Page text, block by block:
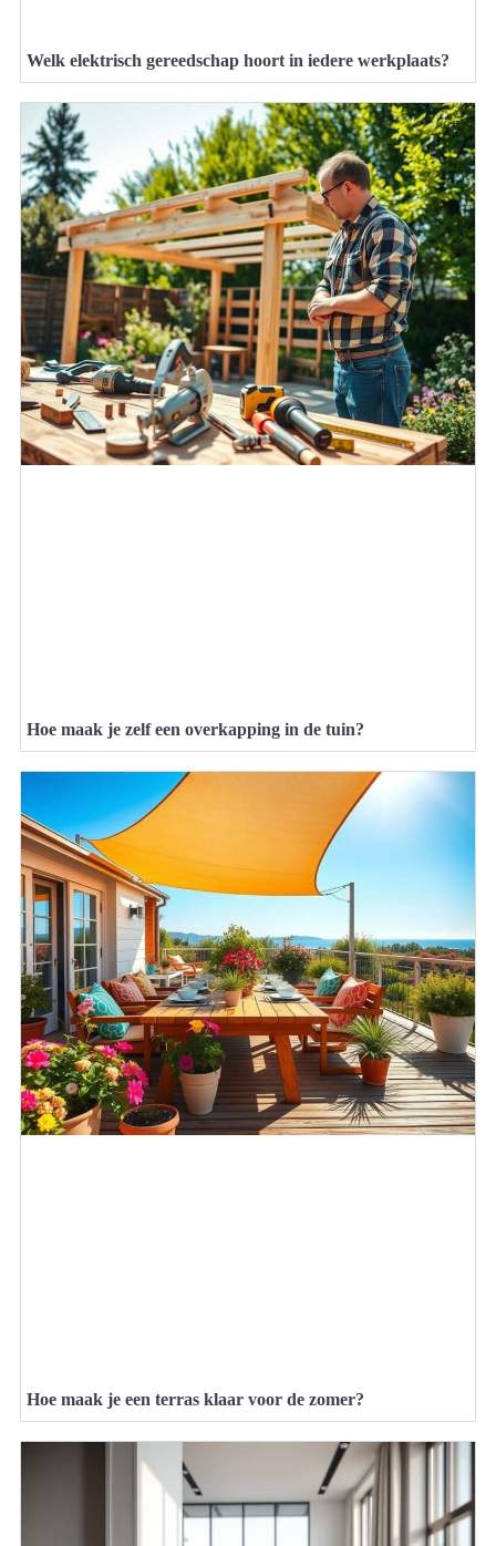
Welk elektrisch gereedschap hoort in iedere werkplaats?
Hoe maak je zelf een overkapping in de tuin?
Hoe maak je een terras klaar voor de zomer?